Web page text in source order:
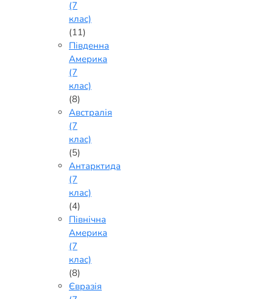
(7
клас)
(11)
Південна
Америка
(7
клас)
(8)
Австралія
(7
клас)
(5)
Антарктида
(7
клас)
(4)
Північна
Америка
(7
клас)
(8)
Євразія